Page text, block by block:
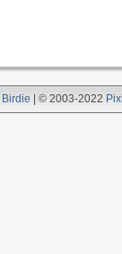
Birdie | © 2003-2022